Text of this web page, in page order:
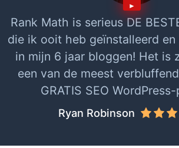
Rank Math is serieus DE
die ik ooit heb geïnstalleerd
in mijn 6 jaar bloggen! Het is
een van de meest
GRATIS SEO
Ryan Robinson